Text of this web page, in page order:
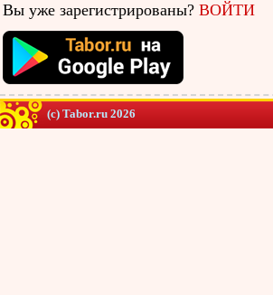
Вы уже зарегистрированы? ВОЙТИ
(c) Tabor.ru 2026